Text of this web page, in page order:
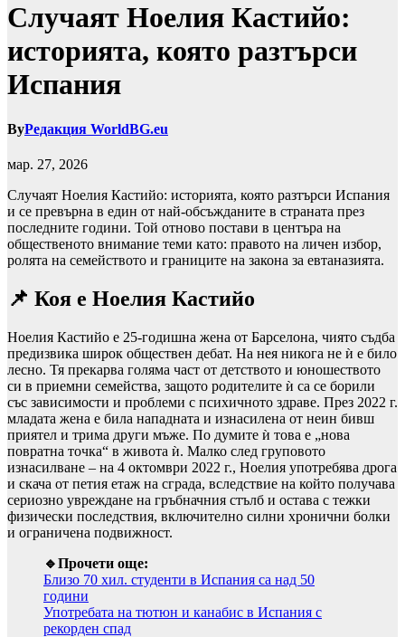
Случаят Ноелия Кастийо:
историята, която разтърси
Испания
ByРедакция WorldBG.eu
мар. 27, 2026
Случаят Ноелия Кастийо: историята, която разтърси Испания
и се превърна в един от най-обсъжданите в страната през
последните години. Той отново постави в центъра на
общественото внимание теми като: правото на личен избор,
ролята на семейството и границите на закона за евтаназията.
📌 Коя е Ноелия Кастийо
Ноелия Кастийо е 25-годишна жена от Барселона, чиято съдба
предизвика широк обществен дебат. На нея никога не ѝ е било
лесно. Тя прекарва голяма част от детството и юношеството
си в приемни семейства, защото родителите ѝ са се борили
със зависимости и проблеми с психичното здраве. През 2022 г.
младата жена е била нападната и изнасилена от неин бивш
приятел и трима други мъже. По думите ѝ това е „нова
повратна точка“ в живота ѝ. Малко след груповото
изнасилване – на 4 октомври 2022 г., Ноелия употребява дрога
и скача от петия етаж на сграда, вследствие на който получава
сериозно увреждане на гръбначния стълб и остава с тежки
физически последствия, включително силни хронични болки
и ограничена подвижност.
🔹Прочети още:
Близо 70 хил. студенти в Испания са над 50
години
Употребата на тютюн и канабис в Испания с
рекорден спад